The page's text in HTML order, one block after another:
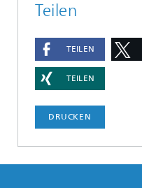
Teilen
TEILEN
TEILEN
DRUCKEN